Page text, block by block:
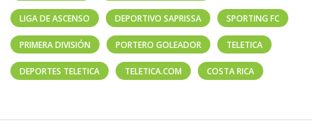
LIGA DE ASCENSO DEPORTIVO SAPRISSA SPORTING FC
PRIMERA DIVISIÓN PORTERO GOLEADOR TELETICA
DEPORTES TELETICA TELETICA.COM COSTA RICA